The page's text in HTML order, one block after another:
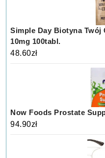
Simple Day Biotyna Twój
10mg 100tabl.
48.60zł
Now Foods Prostate
94.90zł